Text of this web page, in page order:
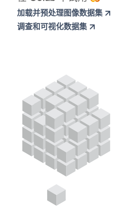
加载并预处理图像数据集
调查和可视化数据集